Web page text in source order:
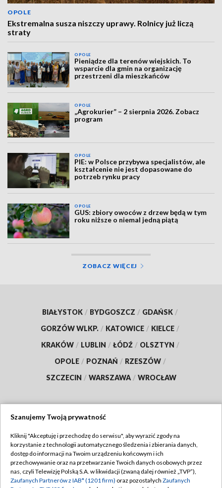
OPOLE
Ekstremalna susza niszczy uprawy. Rolnicy już liczą
straty
OPOLE
Pieniądze dla terenów wiejskich. To
wsparcie dla gmin na organizację
przestrzeni dla mieszkańców
OPOLE
„Agrokurier” – 2 sierpnia 2026. Zobacz
program
OPOLE
PIE: w Polsce przybywa specjalistów, ale
kształcenie nie jest dopasowane do
potrzeb rynku pracy
OPOLE
GUS: zbiory owoców z drzew będą w tym
roku niższe o niemal jedną piątą
ZOBACZ WIĘCEJ
BIAŁYSTOK / BYDGOSZCZ / GDAŃSK /
GORZÓW WLKP. / KATOWICE / KIELCE /
KRAKÓW / LUBLIN / ŁÓDŹ / OLSZTYN /
OPOLE / POZNAŃ / RZESZÓW /
SZCZECIN / WARSZAWA / WROCŁAW
TVP
Abonament TVP
Emisja w TVP
Regulamin TVP
Polityka prywatności
Szanujemy Twoją prywatność
Kliknij "Akceptuję i przechodzę do serwisu", aby wyrazić zgody na
korzystanie z technologii automatycznego śledzenia i zbierania danych,
dostęp do informacji na Twoim urządzeniu końcowym i ich
przechowywanie oraz na przetwarzanie Twoich danych osobowych przez
nas, czyli Telewizję Polską S.A. w likwidacji (zwaną dalej również „TVP”),
Zaufanych Partnerów z IAB* (1201 firm) oraz pozostałych Zaufanych